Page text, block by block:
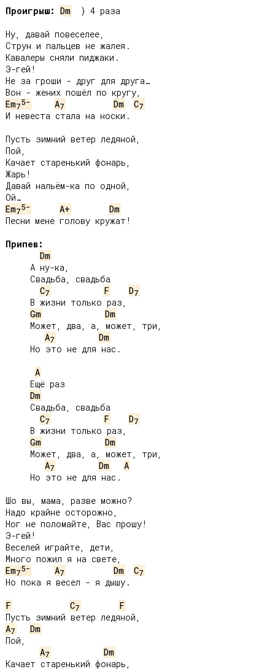
Проигрыш: Dm
  } 4 раза
Ну, давай повеселее,
Струн и пальцев не жалея.
Кавалеры сняли пиджаки.
Э-гей!
Не за гроши - друг для друга…
Em75- A7 Dm C7
И невеста стала на носки.
Пусть зимний ветер ледяной,
Пой,
Качает старенький фонарь,
Жарь!
Давай нальём-ка по одной,
Em75- A+
Dm
Песни мене голову кружат!
Припев:
Dm
C7 F D7
Gm
Dm
A7
Dm
A
Dm
C7 F D7
Gm
Dm
A7 Dm
A
Шо вы, мама, разве можно?
Надо крайне осторожно,
Ног не поломайте, Вас прошу!
Э-гей!
Веселей играйте, дети,
Em75- A7 Dm C7
Но пока я весел - я дышу.
F
C7
F
A7
Dm
Пой,
A7
Dm